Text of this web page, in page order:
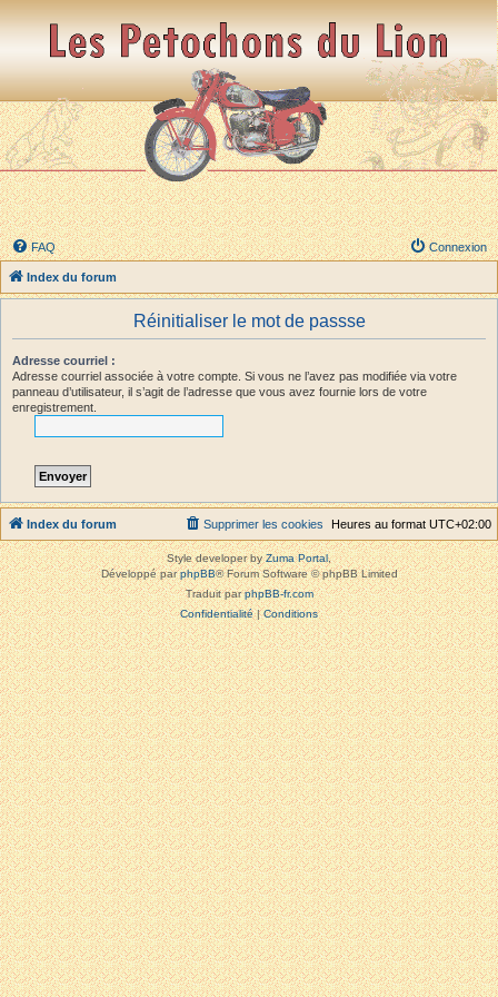
FAQ Connexion
Index du forum
Réinitialiser le mot de passse
Adresse courriel :
Adresse courriel associée à votre compte. Si vous ne l’avez pas modifiée via votre
panneau d’utilisateur, il s’agit de l’adresse que vous avez fournie lors de votre
enregistrement.
Index du forum Heures au format UTC+02:00
Supprimer les cookies
Style developer byZuma Portal,
Développé parphpBB® Forum Software © phpBB Limited
Traduit parphpBB-fr.com
Confidentialité|Conditions